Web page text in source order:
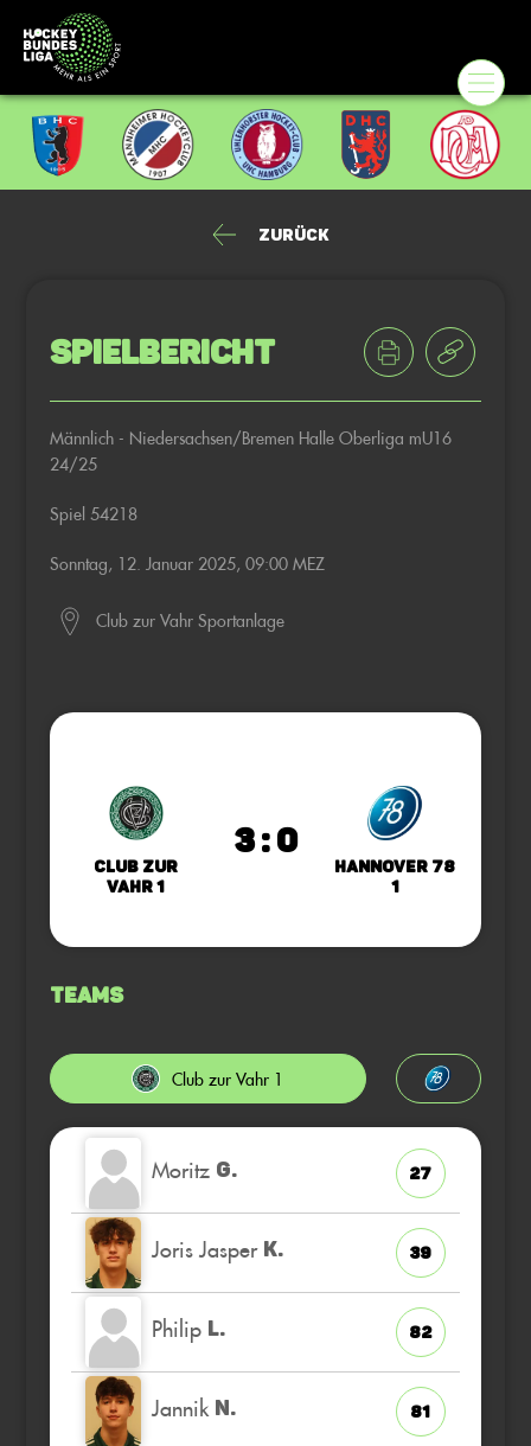
Zurück
Spielbericht
Männlich - Niedersachsen/Bremen Halle Oberliga mU16
24/25
Spiel 54218
Sonntag, 12. Januar 2025, 09:00 MEZ
Club zur Vahr Sportanlage
Club zur
Vahr 1
3 : 0
Hannover 78
1
Teams
Club zur Vahr 1
Moritz G. 27
Joris Jasper K. 39
Philip L. 82
Jannik N. 81